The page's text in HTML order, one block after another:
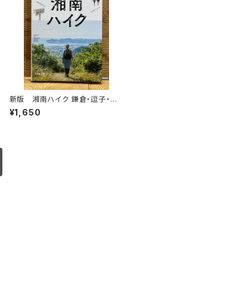
新版 湘南ハイク 鎌倉・逗子・葉
山・横須賀・三浦の山と海歩き
¥1,650